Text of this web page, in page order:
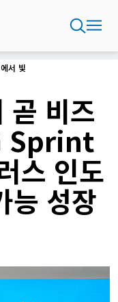
서 빛
곧 비즈
Sprint
스 인도
능 성장